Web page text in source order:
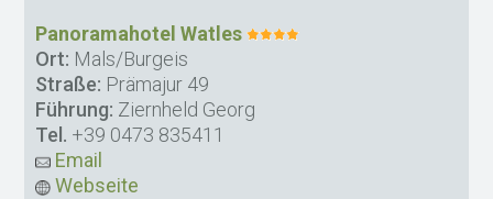
Panoramahotel Watles
Ort: Mals/Burgeis
Straße: Prämajur 49
Führung: Ziernheld Georg
Tel. +39 0473 835411
Email
Webseite